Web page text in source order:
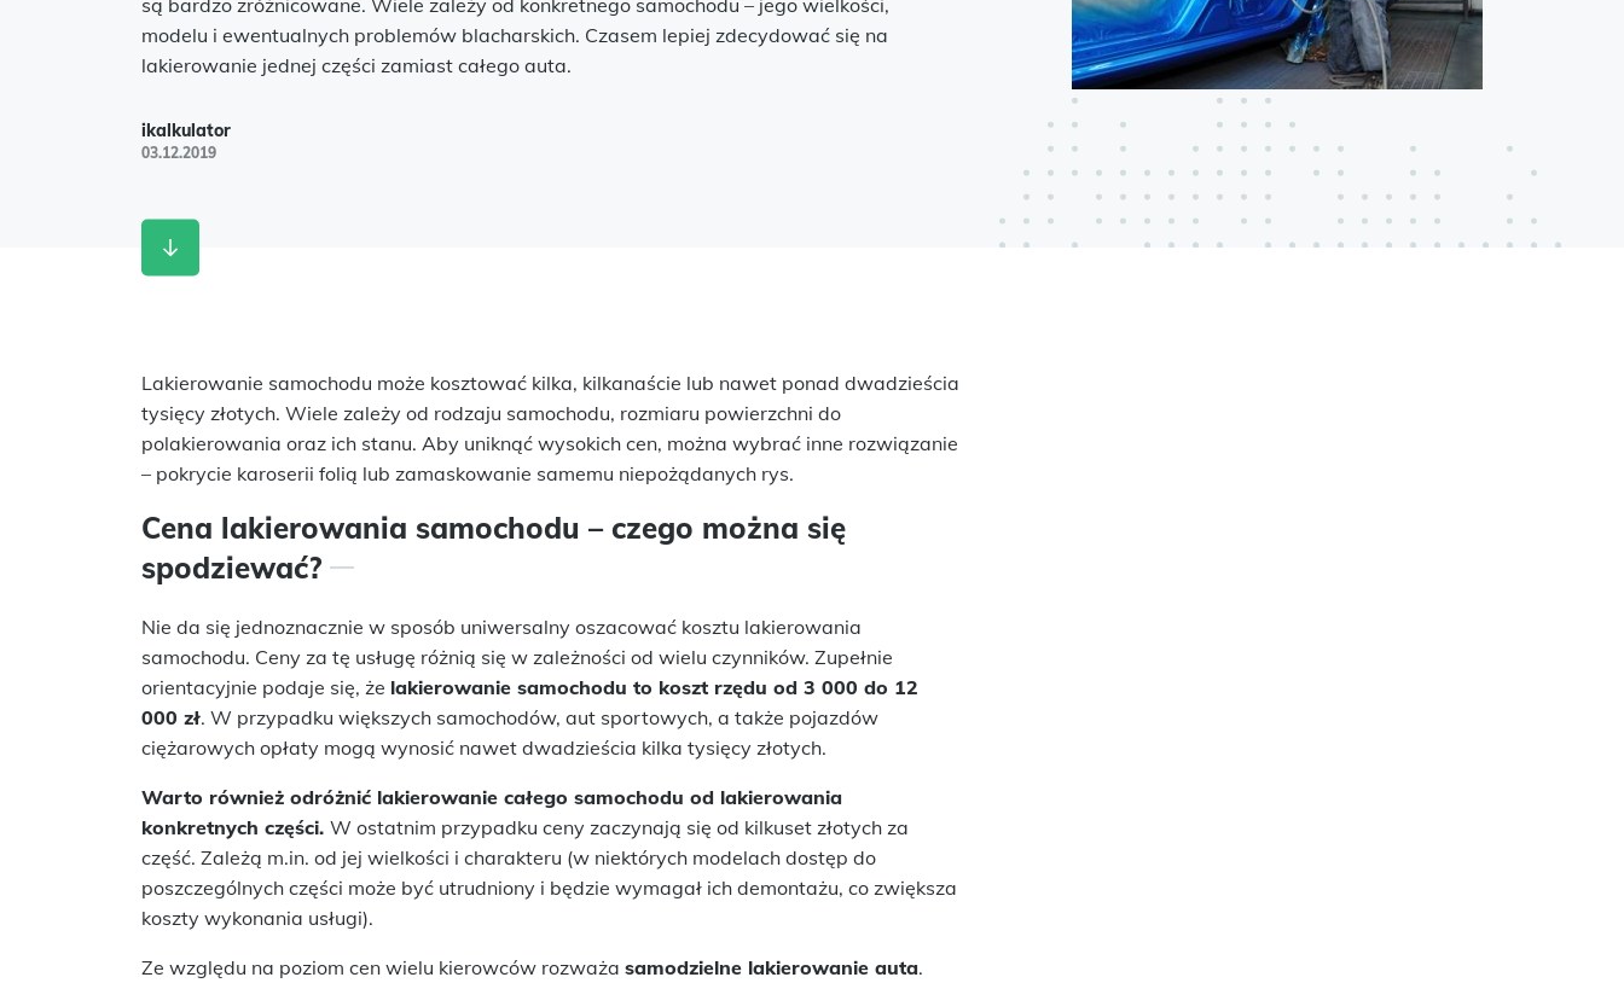
modelu i ewentualnych problemów blacharskich. Czasem lepiej zdecydować się na
lakierowanie jednej części zamiast całego auta.
ikalkulator
03.12.2019
Lakierowanie samochodu może kosztować kilka, kilkanaście lub nawet ponad dwadzieścia
tysięcy złotych. Wiele zależy od rodzaju samochodu, rozmiaru powierzchni do
polakierowania oraz ich stanu. Aby uniknąć wysokich cen, można wybrać inne rozwiązanie
– pokrycie karoserii folią lub zamaskowanie samemu niepożądanych rys.
Cena lakierowania samochodu – czego można się
spodziewać?
Nie da się jednoznacznie w sposób uniwersalny oszacować kosztu lakierowania
samochodu. Ceny za tę usługę różnią się w zależności od wielu czynników. Zupełnie
orientacyjnie podaje się, że lakierowanie samochodu to koszt rzędu od 3 000 do 12
000 zł. W przypadku większych samochodów, aut sportowych, a także pojazdów
ciężarowych opłaty mogą wynosić nawet dwadzieścia kilka tysięcy złotych.
Warto również odróżnić lakierowanie całego samochodu od lakierowania
konkretnych części. W ostatnim przypadku ceny zaczynają się od kilkuset złotych za
część. Zależą m.in. od jej wielkości i charakteru (w niektórych modelach dostęp do
poszczególnych części może być utrudniony i będzie wymagał ich demontażu, co zwiększa
koszty wykonania usługi).
Ze względu na poziom cen wielu kierowców rozważa samodzielne lakierowanie auta.